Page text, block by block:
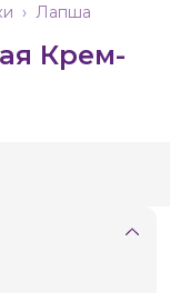
Лапша
›
Крем-